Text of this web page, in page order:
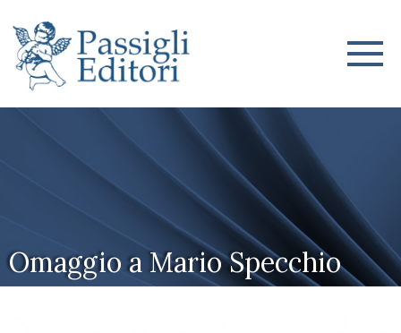
Omaggio a Mario Specchio